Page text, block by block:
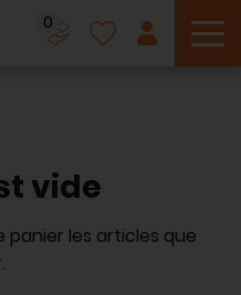
0
vide
les articles que